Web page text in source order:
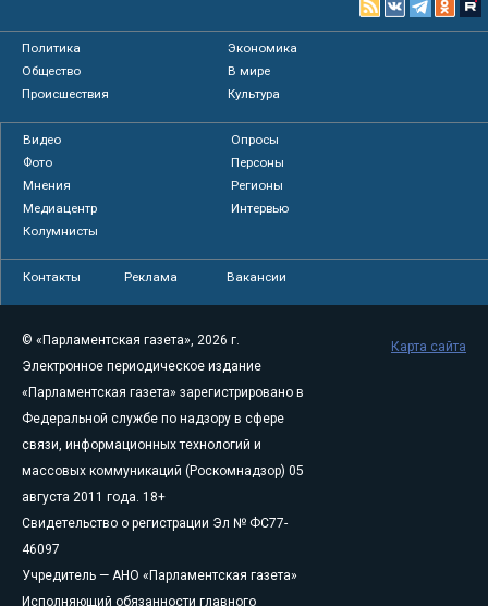
Политика
Экономика
Общество
В мире
Происшествия
Культура
Видео
Опросы
Фото
Персоны
Мнения
Регионы
Медиацентр
Интервью
Колумнисты
Контакты Реклама Вакансии
© «Парламентская газета», 2026 г.
Электронное периодическое издание
«Парламентская газета» зарегистрировано в
Федеральной службе по надзору в сфере
связи, информационных технологий и
массовых коммуникаций (Роскомнадзор) 05
августа 2011 года. 18+
Свидетельство о регистрации Эл № ФС77-
46097
Учредитель — АНО «Парламентская газета»
Исполняющий обязанности главного
Карта сайта